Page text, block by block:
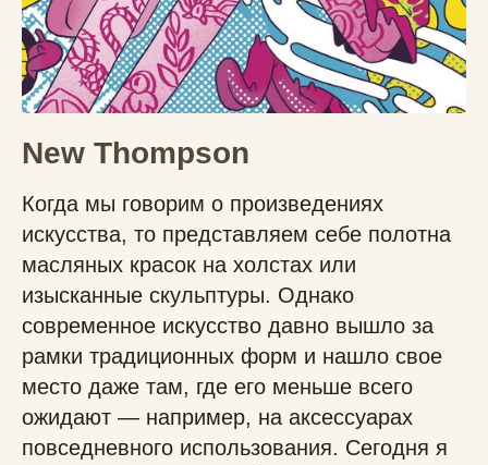
New Thompson
Когда мы говорим о произведениях
искусства, то представляем себе полотна
масляных красок на холстах или
изысканные скульптуры. Однако
современное искусство давно вышло за
рамки традиционных форм и нашло свое
место даже там, где его меньше всего
ожидают — например, на аксессуарах
повседневного использования. Сегодня я